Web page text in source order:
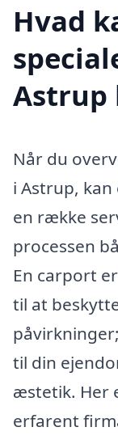
Hvad
Astrup
Når du
i Astrup,
en række
processen
En carport
til at
til din
æstetik. Her
erfarent